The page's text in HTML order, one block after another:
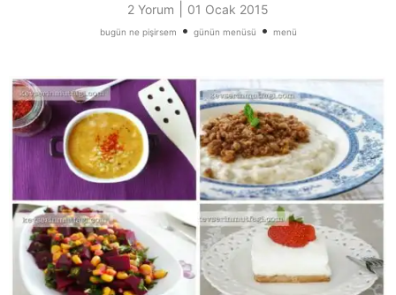
2 Yorum 01 Ocak 2015
bugün ne pişirsem • günün menüsü • menü